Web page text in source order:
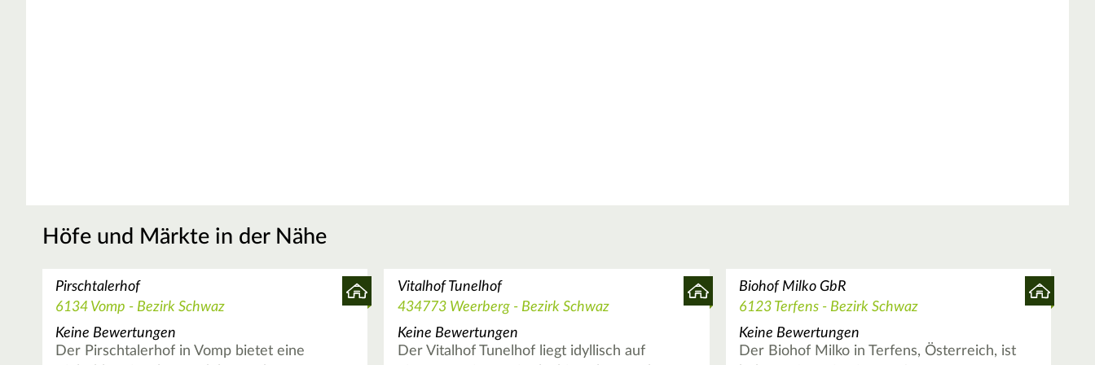
Höfe und Märkte in der Nähe
Pirschtalerhof
6134 Vomp - Bezirk Schwaz
Keine Bewertungen
Der Pirschtalerhof in Vomp bietet eine
Vitalhof Tunelhof
434773 Weerberg - Bezirk Schwaz
Keine Bewertungen
Der Vitalhof Tunelhof liegt idyllisch auf
Biohof Milko GbR
6123 Terfens - Bezirk Schwaz
Keine Bewertungen
Der Biohof Milko in Terfens, Österreich, ist